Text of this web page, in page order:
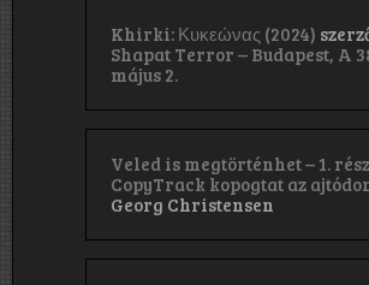
Khirki: Κ​υ​κ​ε​ώ​ν​α​ς (2024)
Shapat Terror – Budapest, A
május 2.
Veled is megtörténhet – 1.
CopyTrack kopogtat az
Georg Christensen